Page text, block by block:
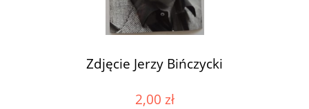
Zdjęcie Jerzy Bińczycki
2,00 zł